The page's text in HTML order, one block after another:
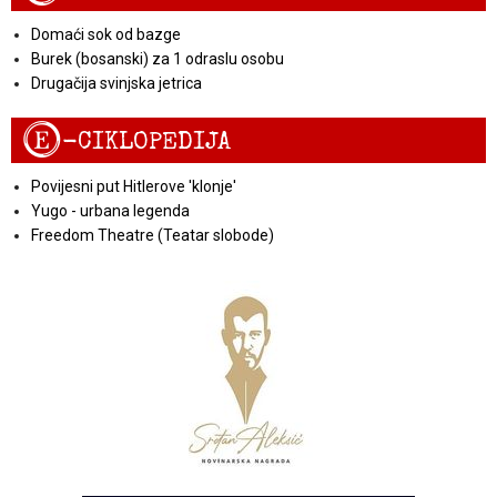
Domaći sok od bazge
Burek (bosanski) za 1 odraslu osobu
Drugačija svinjska jetrica
E-CIKLOPEDIJA
Povijesni put Hitlerove 'klonje'
Yugo - urbana legenda
Freedom Theatre (Teatar slobode)